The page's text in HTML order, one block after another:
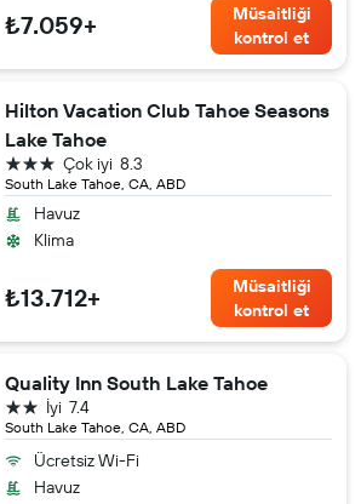
₺7.059+
Müsaitliği
kontrol et
Hilton Vacation Club Tahoe Seasons
Lake Tahoe
South Lake Tahoe, CA, ABD
8.3
Çok iyi
3 yıldız
Havuz
Klima
₺13.712+
Müsaitliği
kontrol et
Quality Inn South Lake Tahoe
South Lake Tahoe, CA, ABD
7.4
İyi
2 yıldız
Ücretsiz Wi-Fi
Havuz